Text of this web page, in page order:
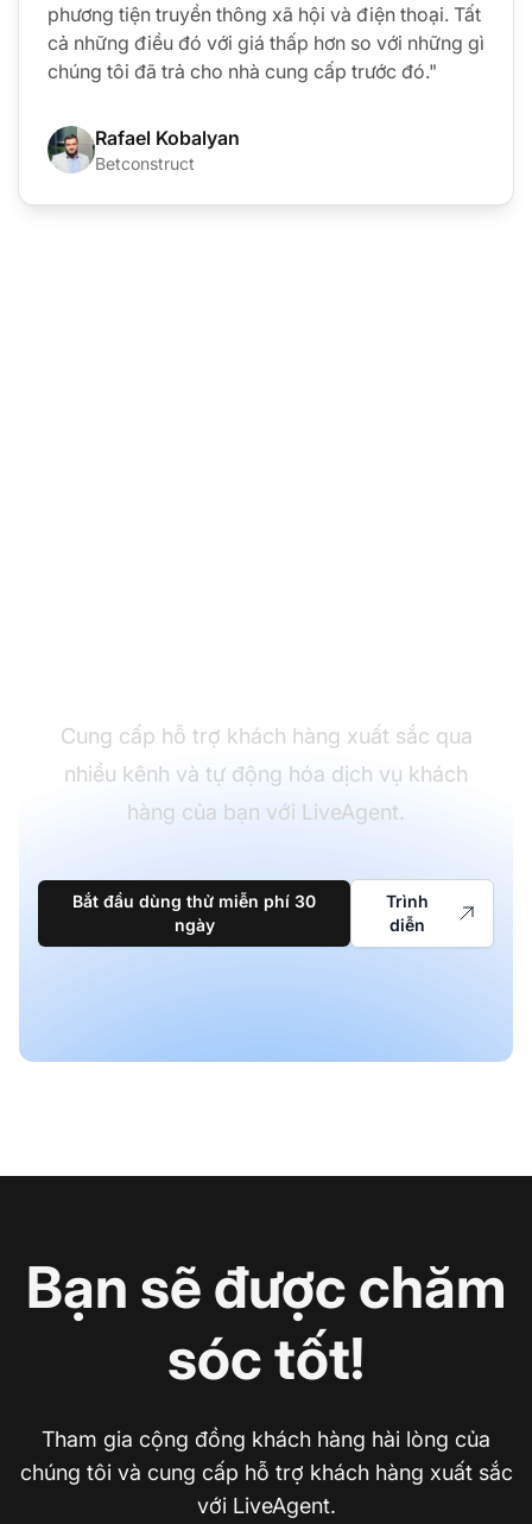
phương tiện truyền thông xã hội và điện thoại. Tất
cả những điều đó với giá thấp hơn so với những gì
chúng tôi đã trả cho nhà cung cấp trước đó."
Rafael Kobalyan
Betconstruct
Cung cấp hỗ trợ khách hàng xuất sắc qua
nhiều kênh và tự động hóa dịch vụ khách
hàng của bạn với LiveAgent.
Bắt đầu dùng thử miễn phí 30
ngày
Trình
diễn
Bạn sẽ được chăm
sóc tốt!
Tham gia cộng đồng khách hàng hài lòng của
chúng tôi và cung cấp hỗ trợ khách hàng xuất sắc
với LiveAgent.